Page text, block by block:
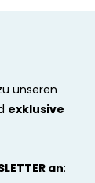
unseren
exklusive
an: